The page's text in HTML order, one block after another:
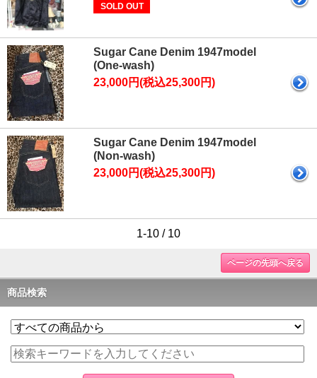
SOLD OUT
Sugar Cane Denim 1947model
(One-wash)
23,000円(税込25,300円)
Sugar Cane Denim 1947model
(Non-wash)
23,000円(税込25,300円)
1-10 / 10
ページの先頭へ戻る
商品検索